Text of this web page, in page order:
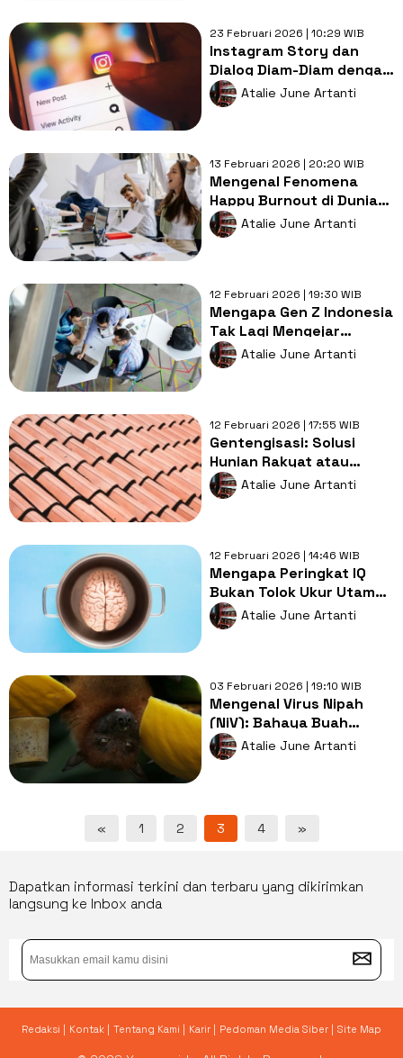
23 Februari 2026 | 10:29 WIB
Instagram Story dan
Dialog Diam-Diam dengan
Diri Sendiri
Atalie June Artanti
13 Februari 2026 | 20:20 WIB
Mengenal Fenomena
Happy Burnout di Dunia
Kerja Indonesia
Atalie June Artanti
12 Februari 2026 | 19:30 WIB
Mengapa Gen Z Indonesia
Tak Lagi Mengejar
Jabatan Tinggi?
Atalie June Artanti
12 Februari 2026 | 17:55 WIB
Gentengisasi: Solusi
Hunian Rakyat atau
Sekadar Wacana?
Atalie June Artanti
12 Februari 2026 | 14:46 WIB
Mengapa Peringkat IQ
Bukan Tolok Ukur Utama
Kesuksesan Bangsa?
Atalie June Artanti
03 Februari 2026 | 19:10 WIB
Mengenal Virus Nipah
(NiV): Bahaya Buah
Terkontaminasi dan Cara
Mencegah Infeksinya
Atalie June Artanti
« 1 2 3 4 »
Dapatkan informasi terkini dan terbaru yang dikirimkan
langsung ke Inbox anda
Redaksi | Kontak | Tentang Kami | Karir | Pedoman Media Siber | Site Map